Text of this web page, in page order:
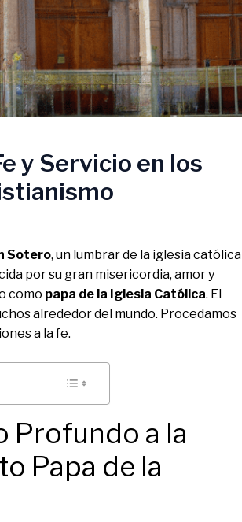
y Servicio en los
Sotero, un lumbrar de la iglesia católica
por su gran misericordia, amor y
como papa de la Iglesia Católica. El
alrededor del mundo. Procedamos
a la fe.
Profundo a la
Papa de la